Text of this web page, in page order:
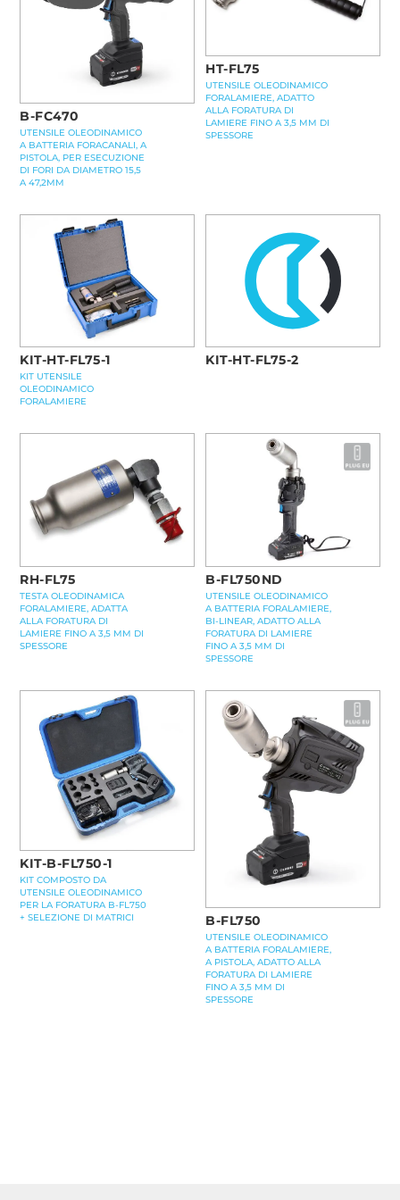
B-FC470
UTENSILE OLEODINAMICO
A BATTERIA FORACANALI, A
PISTOLA, PER ESECUZIONE
DI FORI DA DIAMETRO 15,5
A 47,2MM
HT-FL75
UTENSILE OLEODINAMICO
FORALAMIERE, ADATTO
ALLA FORATURA DI
LAMIERE FINO A 3,5 MM DI
SPESSORE
KIT-HT-FL75-1
KIT UTENSILE
OLEODINAMICO
FORALAMIERE
KIT-HT-FL75-2
RH-FL75
TESTA OLEODINAMICA
FORALAMIERE, ADATTA
ALLA FORATURA DI
LAMIERE FINO A 3,5 MM DI
SPESSORE
B-FL750ND
UTENSILE OLEODINAMICO
A BATTERIA FORALAMIERE,
BI-LINEAR, ADATTO ALLA
FORATURA DI LAMIERE
FINO A 3,5 MM DI
SPESSORE
KIT-B-FL750-1
KIT COMPOSTO DA
UTENSILE OLEODINAMICO
PER LA FORATURA B-FL750
+ SELEZIONE DI MATRICI
B-FL750
UTENSILE OLEODINAMICO
A BATTERIA FORALAMIERE,
A PISTOLA, ADATTO ALLA
FORATURA DI LAMIERE
FINO A 3,5 MM DI
SPESSORE